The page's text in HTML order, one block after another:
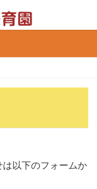
は以下のフォームか